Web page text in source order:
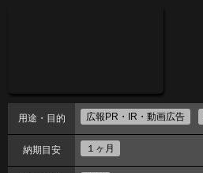
用途・目的 広報PR・IR・動画広告
納期目安 １ヶ月